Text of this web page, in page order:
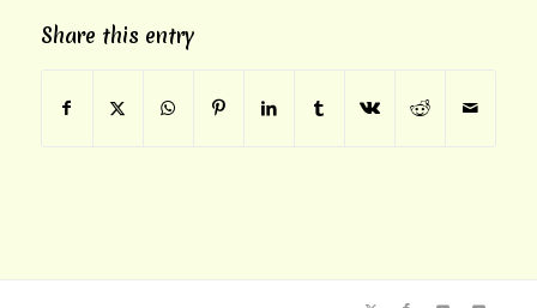
Share this entry